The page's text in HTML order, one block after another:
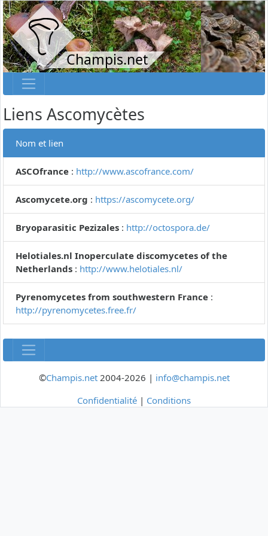
Champis.net
Liens Ascomycètes
Nom et lien
ASCOfrance : http://www.ascofrance.com/
Ascomycete.org : https://ascomycete.org/
Bryoparasitic Pezizales : http://octospora.de/
Helotiales.nl Inoperculate discomycetes of the
Netherlands : http://www.helotiales.nl/
Pyrenomycetes from southwestern France :
http://pyrenomycetes.free.fr/
©Champis.net2004-2026 | info@champis.net
Confidentialité | Conditions